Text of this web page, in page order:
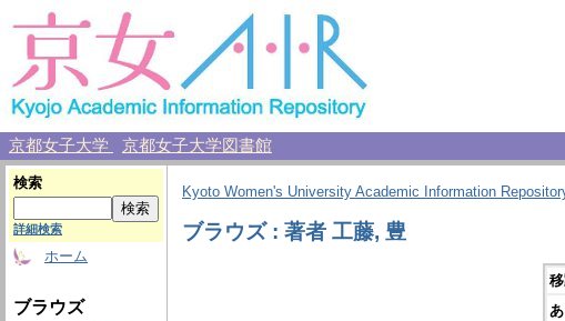
京都女子大学 京都女子大学図書館
検索
詳細検索
ホーム
ブラウズ
Kyoto Women's University Academic Information
ブラウズ : 著者 工藤, 豊